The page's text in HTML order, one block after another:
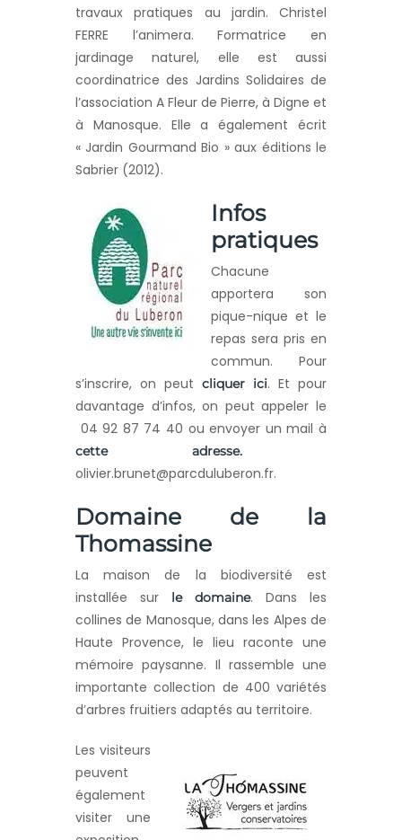
travaux pratiques au jardin. Christel
FERRE l’animera. Formatrice en
jardinage naturel, elle est aussi
coordinatrice des Jardins Solidaires de
l’association A Fleur de Pierre, à Digne et
à Manosque. Elle a également écrit
« Jardin Gourmand Bio » aux éditions le
Sabrier (2012).
Infos
pratiques
Chacune
apportera son
pique-nique et le
repas sera pris en
commun. Pour
s’inscrire, on peut cliquer ici. Et pour
davantage d’infos, on peut appeler le
04 92 87 74 40 ou envoyer un mail à
cette adresse.
olivier.brunet@parcduluberon.fr.
Domaine de la
Thomassine
La maison de la biodiversité est
installée sur
le domaine. Dans les
collines de Manosque, dans les Alpes de
Haute Provence, le lieu raconte une
mémoire paysanne. Il rassemble une
importante collection de 400 variétés
d’arbres fruitiers adaptés au territoire.
Les visiteurs
peuvent
également
visiter une